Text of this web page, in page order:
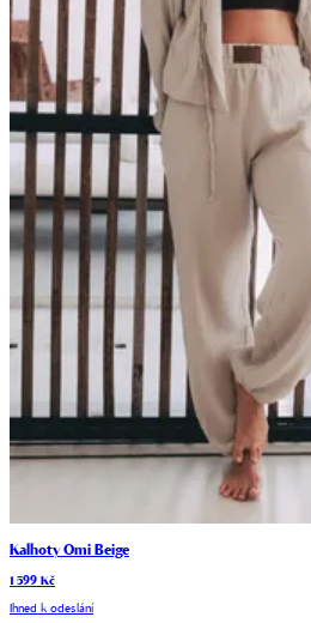
Kalhoty Omi Beige
1 599 Kč
Ihned k odeslání